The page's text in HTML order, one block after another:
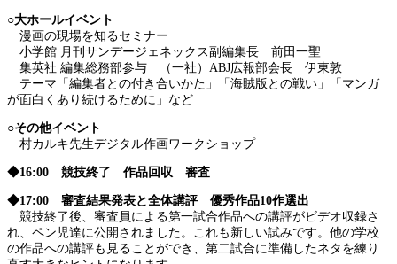
○大ホールイベント
漫画の現場を知るセミナー
小学館 月刊サンデージェネックス副編集長 前田一聖
集英社 編集総務部参与 （一社）ABJ広報部会長 伊東敦
テーマ「編集者との付き合いかた」「海賊版との戦い」「マンガ
が面白くあり続けるために」など
○その他イベント
村カルキ先生デジタル作画ワークショップ
◆16:00 競技終了 作品回収 審査
◆17:00 審査結果発表と全体講評 優秀作品10作選出
競技終了後、審査員による第一試合作品への講評がビデオ収録さ
れ、ペン児達に公開されました。これも新しい試みです。他の学校
の作品への講評も見ることができ、第二試合に準備したネタを練り